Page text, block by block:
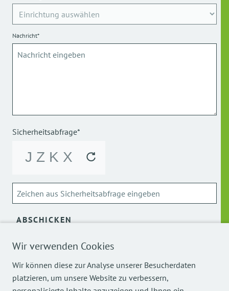
Wir verwenden Cookies
Wir können diese zur Analyse unserer Besucherdaten
platzieren, um unsere Website zu verbessern,
Nachricht*
Sicherheitsabfrage*
ABSCHICKEN
Über die Verarbeitung meiner personenbezogenen Daten